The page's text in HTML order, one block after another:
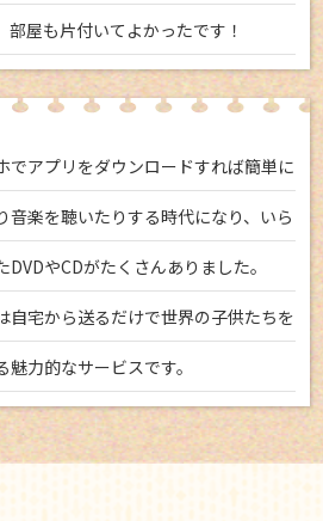
部屋も片付いてよかったです！
でアプリをダウンロードすれば簡単に
音楽を聴いたりする時代になり、いら
DVDやCDがたくさんありました。
自宅から送るだけで世界の子供たちを
魅力的なサービスです。